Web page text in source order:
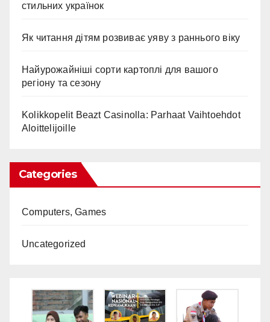
стильних українок
Як читання дітям розвиває уяву з раннього віку
Найурожайніші сорти картоплі для вашого
регіону та сезону
Kolikkopelit Beazt Casinolla: Parhaat Vaihtoehdot
Aloittelijoille
Categories
Computers, Games
Uncategorized